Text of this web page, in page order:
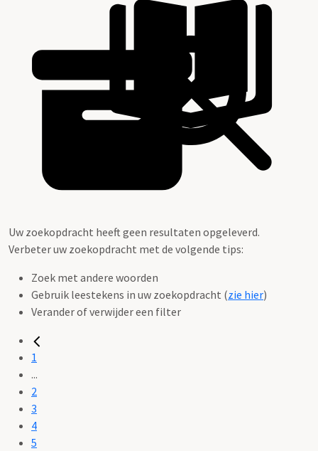
Uw zoekopdracht heeft geen resultaten opgeleverd.
Verbeter uw zoekopdracht met de volgende tips:
Zoek met andere woorden
Gebruik leestekens in uw zoekopdracht (zie hier)
Verander of verwijder een filter
1
...
2
3
4
5